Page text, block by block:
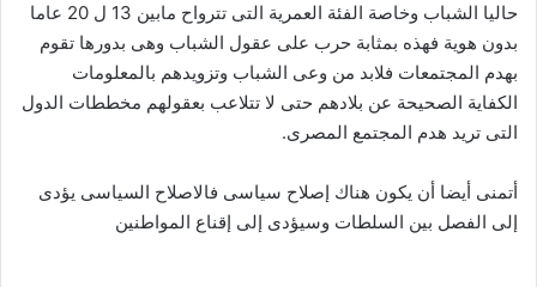
حاليا الشباب وخاصة الفئة العمرية التى تترواح مابين 13 ل 20 عاما
بدون هوية فهذه بمثابة حرب على عقول الشباب وهى بدورها تقوم
بهدم المجتمعات فلابد من وعى الشباب وتزويدهم بالمعلومات
الكفاية الصحيحة عن بلادهم حتى لا تتلاعب بعقولهم مخططات الدول
التى تريد هدم المجتمع المصرى.
أتمنى أيضا أن يكون هناك إصلاح سياسى فالاصلاح السياسى يؤدى
إلى الفصل بين السلطات وسيؤدى إلى إقناع المواطنين